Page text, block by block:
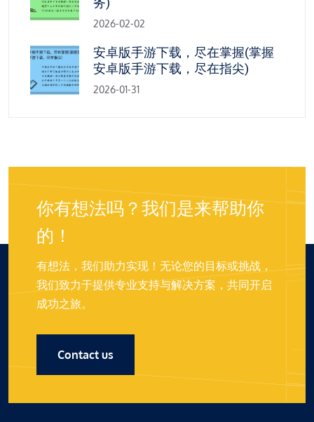
2026-02-02
安卓版手游下载，尽在掌握(掌握
安卓版手游下载，尽在指尖)
2026-01-31
你有想法吗？我们是来帮助你
的！
有想法，我们助力实现！无论您的目标或挑战，
我们致力于提供专业支持与解决方案，共同开启
成功之旅。
Contact us